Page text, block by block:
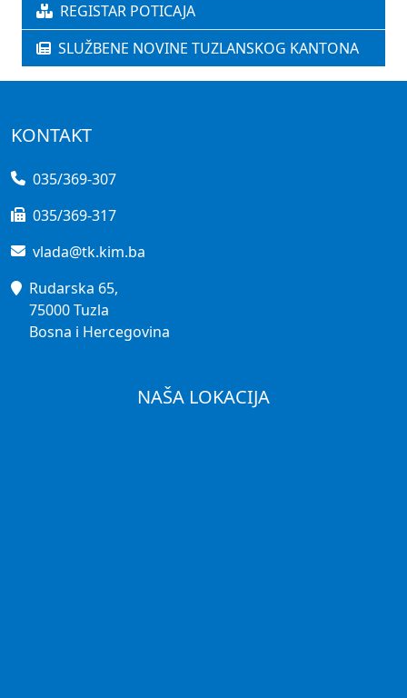
REGISTAR POTICAJA
SLUŽBENE NOVINE TUZLANSKOG KANTONA
KONTAKT
035/369-307
035/369-317
vlada@tk.kim.ba
Rudarska 65,
75000 Tuzla
Bosna i Hercegovina
NAŠA LOKACIJA